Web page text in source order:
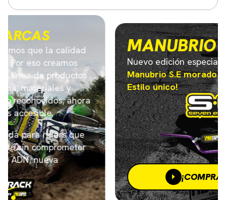
MANUBRIO S.E
Nuevo edición especial.
Manubrio S.E morado
Estilo único!
¡COMPRA AHORA!